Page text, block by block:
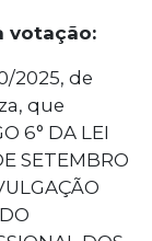
votação:
2025, de
que
6° DA LEI
SETEMBRO